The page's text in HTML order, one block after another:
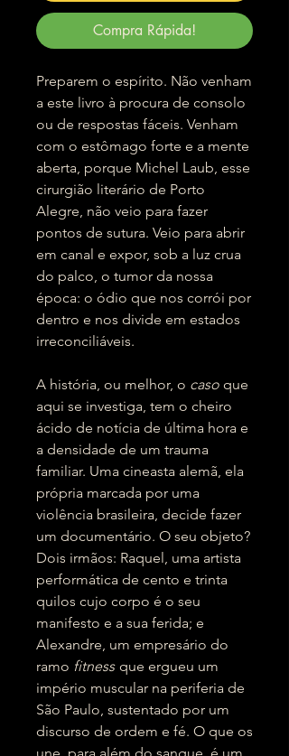
Compra Rápida!
Preparem o espírito. Não venham
a este livro à procura de consolo
ou de respostas fáceis. Venham
com o estômago forte e a mente
aberta, porque Michel Laub, esse
cirurgião literário de Porto
Alegre, não veio para fazer
pontos de sutura. Veio para abrir
em canal e expor, sob a luz crua
do palco, o tumor da nossa
época: o ódio que nos corrói por
dentro e nos divide em estados
irreconciliáveis.
A história, ou melhor, o caso que
aqui se investiga, tem o cheiro
ácido de notícia de última hora e
a densidade de um trauma
familiar. Uma cineasta alemã, ela
própria marcada por uma
violência brasileira, decide fazer
um documentário. O seu objeto?
Dois irmãos: Raquel, uma artista
performática de cento e trinta
quilos cujo corpo é o seu
manifesto e a sua ferida; e
Alexandre, um empresário do
ramo fitness que ergueu um
império muscular na periferia de
São Paulo, sustentado por um
discurso de ordem e fé. O que os